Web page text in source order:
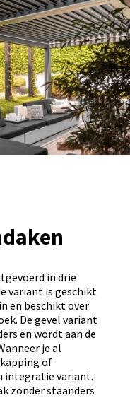
in drie
variant is geschikt
en beschikt over
De gevel variant
en wordt aan de
je al
of
integratie variant.
zonder staanders